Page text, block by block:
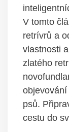
V tomto
retrívrů a
vlastnosti
zlatého
psů.
cestu do